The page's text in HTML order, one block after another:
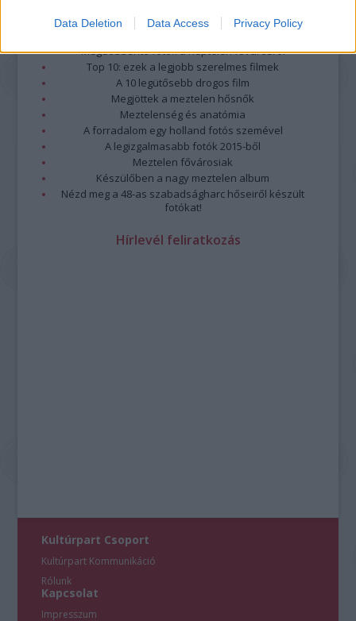
Data Deletion Data Access Privacy Policy
Legolvasottabb
Megdöbbentő fotók a néptelen fővárosról
Top 10: ezek a legjobb szerelmes filmek
A 10 legütősebb drogos film
Megjöttek a meztelen hősnők
Meztelenség és anatómia
A forradalom egy holland fotós szemével
A legizgalmasabb fotók 2015-ből
Meztelen fővárosiak
Készülőben a nagy meztelen album
Nézd meg a 48-as szabadságharc hőseiről készült
fotókat!
Hírlevél feliratkozás
Kultúrpart Csoport
Kultúrpart Kommunikáció
Rólunk
Kapcsolat
Impresszum